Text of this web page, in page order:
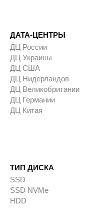
ДАТА-ЦЕНТРЫ
ДЦ России
ДЦ Украины
ДЦ США
ДЦ Нидерландов
ДЦ Великобритании
ДЦ Германии
ДЦ Китая
ТИП ДИСКА
SSD
SSD NVMe
HDD